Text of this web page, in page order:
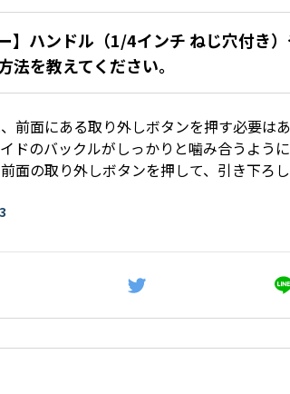
ー】ハンドル（1/4インチ ねじ穴付き
法を教えてください。
前面にある取り外しボタンを押す必要は
ドのバックルがしっかりと噛み合うよう
面の取り外しボタンを押して、引き下ろし